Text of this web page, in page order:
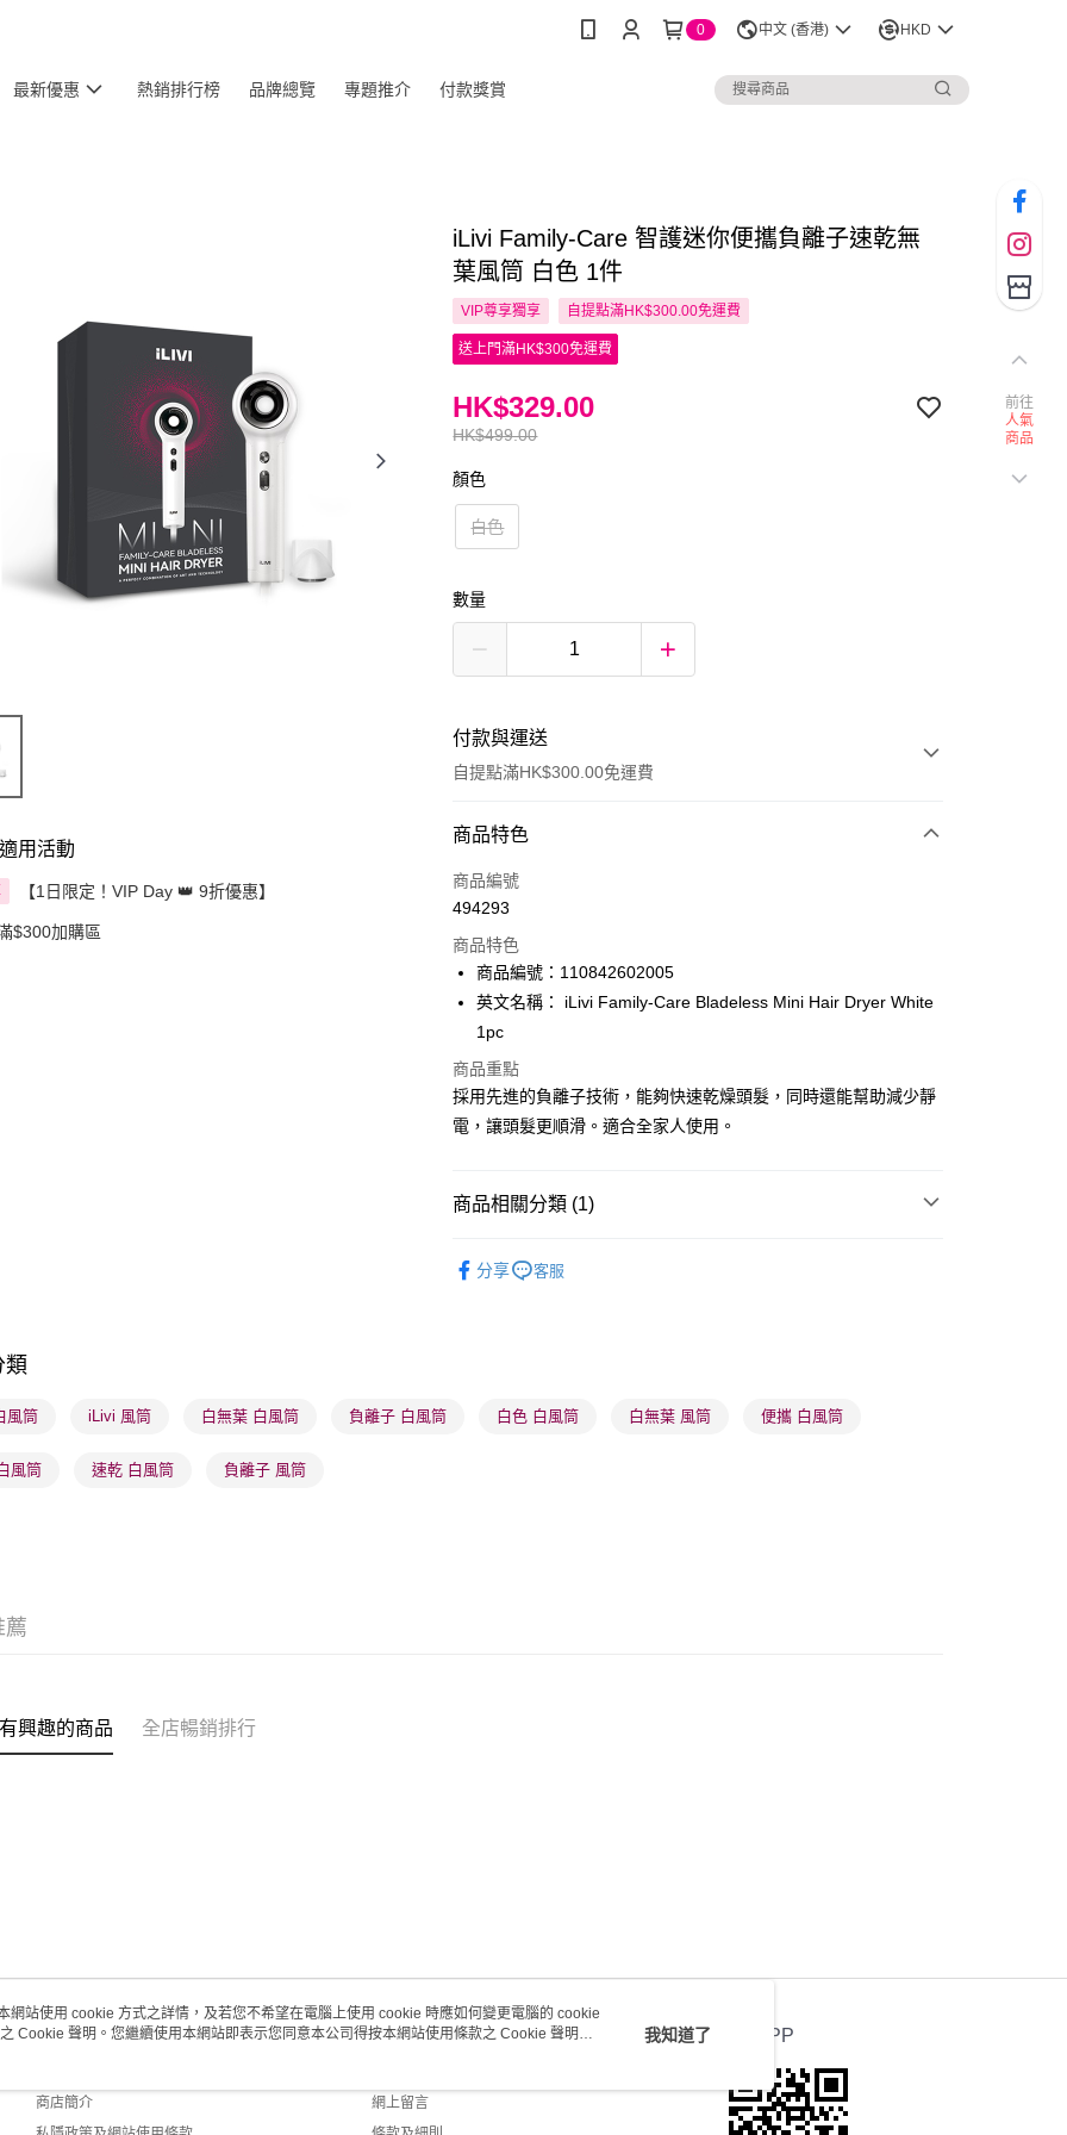
0 中文 (香港) HKD
最新優惠 熱銷排行榜 品牌總覽 專題推介 付款獎賞
用活動
【1日限定！VIP Day 👑 9折優惠】
$300加購區
iLivi Family-Care 智護迷你便攜負離子速乾無
葉風筒 白色 1件
VIP尊享獨享 自提點滿HK$300.00免運費
送上門滿HK$300免運費
HK$499.00
HK$329.00
顏色
白色
數量
付款與運送
自提點滿HK$300.00免運費
付款方式
信用卡
AlipayHK
PayMe
BoC Pay
順豐自助櫃 - 確認發貨後1-3個工作天送達
商品特色
商品編號
494293
商品特色
商品編號：110842602005
英文名稱： iLivi Family-Care Bladeless Mini Hair Dryer White
1pc
商品重點
採用先進的負離子技術，能夠快速乾燥頭髮，同時還能幫助減少靜
電，讓頭髮更順滑。適合全家人使用。
商品相關分類 (1)
分享
客服
類
風筒 iLivi 風筒 白無葉 白風筒 負離子 白風筒 白色 白風筒 白無葉 風筒 便攜 白風筒
風筒 速乾 白風筒 負離子 風筒
薦
興趣的商品 全店暢銷排行
關於我們
商店簡介
客戶服務
網上留言
官方APP
前往
人氣
商品
網站使用 cookie 方式之詳情，及若您不希望在電腦上使用 cookie 時應如何變更電腦的 cookie
之 Cookie 聲明。您繼續使用本網站即表示您同意本公司得按本網站使用條款之 Cookie 聲明使
我知道了